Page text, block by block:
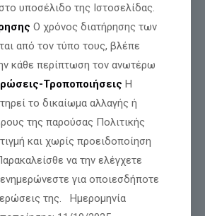
Η ΩΡΑ ΤΗΣ ΠΟΛΙΤΙΚΗΣ
ΦΤΑΣΕΙ.
περισσότερα
υποσέλιδο της Ιστοσελίδας.
Ο χρόνος διατήρησης των
από τον τύπο τους, βλέπε
κάθε περίπτωση τον ανωτέρω
Τροποποιήσεις Η
το δικαίωμα αλλαγής ή
της παρούσας Πολιτικής
και χωρίς προειδοποίηση
να την ελέγχετε
για οποιεσδήποτε
της. Ημερομηνία